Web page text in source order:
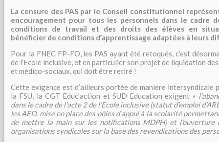
La censure des PAS par le Conseil constitutionnel
encouragement pour tous les personnels dans le cadre
conditions de travail et des droits des élèves en
bénéficier de conditions d’apprentissage adaptées à leurs
Pour la FNEC FP-FO, les PAS ayant été retoqués, c’est
de l’Ecole inclusive, et en particulier son projet de liquidation
et médico-sociaux, qui doit être retiré !
Cette exigence est d’ailleurs portée de manière intersyndicale
la FSU, la CGT Educ’action et SUD Education exigent «
dans le cadre de l’acte 2 de l’Ecole inclusive (statut d’emploi
les AED, mise en place des pôles d’appui à la scolarité
de mettre la main sur les notifications MDPH) et l'ouverture
organisations syndicales sur la base des revendications des